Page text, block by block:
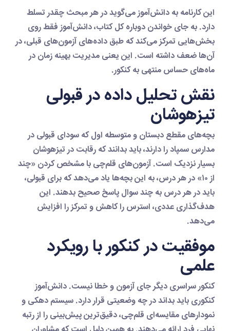
این کارنامه به دانش‌آموز می‌گوید در هر مبحث چقدر تسلط
دارد. به جای خواندن دوباره کل کتاب، دانش‌آموز فقط روی
بخش‌هایی تمرکز می‌کند که طبق داده‌های آزمون‌های قبلی، در
آن‌ها ضعف داشته است. این یعنی مدیریت بهینه زمان در
ماه‌های حساس منتهی به کنکور.
نقش تحلیل داده در قبولی
تیزهوشان
بچه‌های مقطع دبستان و متوسطه اول که سودای قبولی در
مدارس سمپاد را دارند، باید بدانند که رقابت در تیزهوشان
بسیار نزدیک است. آزمون‌های قلم‌چی با مشخص کردن «چند
از ۱۰» در هر درس، به این بچه‌ها یاد می‌دهد که برای قبولی،
باید در هر درس به چند سوال پاسخ صحیح بدهند. این
هدف‌گذاری عددی، استرس را کاهش و تمرکز را افزایش
می‌دهد.
موفقیت در کنکور با رویکرد
علمی
کنکور سراسری دیگر جای آزمون و خطا نیست. دانش‌آموز
کنکوری باید بداند در چه وضعیتی قرار دارد. سیستم دهکی و
نمودارهای مقایسه‌ای قلم‌چی، دقیق‌ترین پیش‌بینی را از رتبه